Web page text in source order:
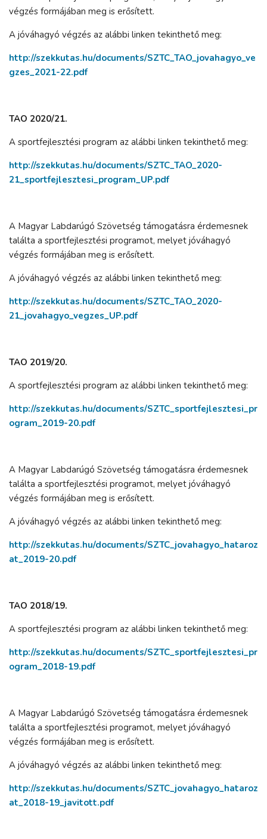
végzés formájában meg is erősített.
A jóváhagyó végzés az alábbi linken tekinthető meg:
http://szekkutas.hu/documents/SZTC_TAO_jovahagyo_ve
gzes_2021-22.pdf
TAO 2020/21.
A sportfejlesztési program az alábbi linken tekinthető meg:
http://szekkutas.hu/documents/SZTC_TAO_2020-
21_sportfejlesztesi_program_UP.pdf
A Magyar Labdarúgó Szövetség támogatásra érdemesnek
találta a sportfejlesztési programot, melyet jóváhagyó
végzés formájában meg is erősített.
A jóváhagyó végzés az alábbi linken tekinthető meg:
http://szekkutas.hu/documents/SZTC_TAO_2020-
21_jovahagyo_vegzes_UP.pdf
TAO 2019/20.
A sportfejlesztési program az alábbi linken tekinthető meg:
http://szekkutas.hu/documents/SZTC_sportfejlesztesi_pr
ogram_2019-20.pdf
A Magyar Labdarúgó Szövetség támogatásra érdemesnek
találta a sportfejlesztési programot, melyet jóváhagyó
végzés formájában meg is erősített.
A jóváhagyó végzés az alábbi linken tekinthető meg:
http://szekkutas.hu/documents/SZTC_jovahagyo_hataroz
at_2019-20.pdf
TAO 2018/19.
A sportfejlesztési program az alábbi linken tekinthető meg:
http://szekkutas.hu/documents/SZTC_sportfejlesztesi_pr
ogram_2018-19.pdf
A Magyar Labdarúgó Szövetség támogatásra érdemesnek
találta a sportfejlesztési programot, melyet jóváhagyó
végzés formájában meg is erősített.
A jóváhagyó végzés az alábbi linken tekinthető meg:
http://szekkutas.hu/documents/SZTC_jovahagyo_hataroz
at_2018-19_javitott.pdf